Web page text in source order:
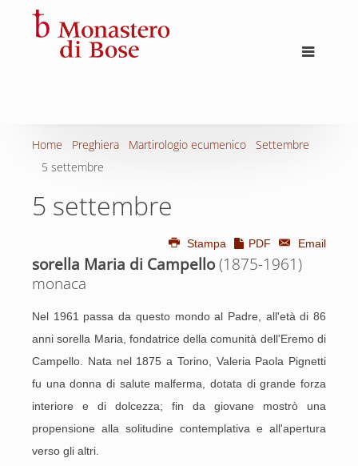
Home Preghiera Martirologio ecumenico
Settembre
5 settembre
5 settembre
Stampa PDF Email
sorella Maria di Campello(1875-1961)
monaca
Nel 1961 passa da questo mondo al Padre, all'età di 86
anni sorella Maria, fondatrice della comunità dell'Eremo di
Campello. Nata nel 1875 a Torino, Valeria Paola Pignetti
fu una donna di salute malferma, dotata di grande forza
interiore e di dolcezza; fin da giovane mostrò una
propensione alla solitudine contemplativa e all'apertura
verso gli altri.